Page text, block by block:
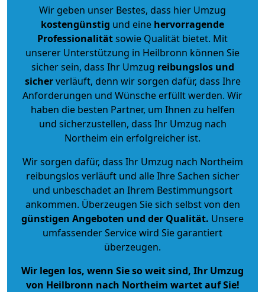
Wir geben unser Bestes, dass hier Umzug
kostengünstig und eine hervorragende
Professionalitätsowie Qualität bietet. Mit
unserer Unterstützung in Heilbronn können Sie
sicher sein, dass Ihr Umzug reibungslos und
sicherverläuft, denn wir sorgen dafür, dass Ihre
Anforderungen und Wünsche erfüllt werden. Wir
haben die besten Partner, um Ihnen zu helfen
und sicherzustellen, dass Ihr Umzug nach
Northeim ein erfolgreicher ist.
Wir sorgen dafür, dass Ihr Umzug nach Northeim
reibungslos verläuft und alle Ihre Sachen sicher
und unbeschadet an Ihrem Bestimmungsort
ankommen. Überzeugen Sie sich selbst von den
günstigen Angeboten und der Qualität. Unsere
umfassender Service wird Sie garantiert
überzeugen.
Wir legen los, wenn Sie so weit sind, Ihr Umzug
von Heilbronn nach Northeim wartet auf Sie!